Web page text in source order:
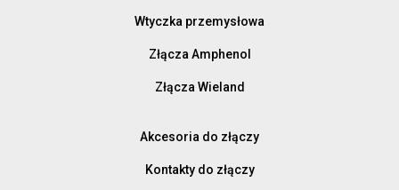
Wtyczka przemysłowa
Złącza Amphenol
Złącza Wieland
Akcesoria do złączy
Kontakty do złączy